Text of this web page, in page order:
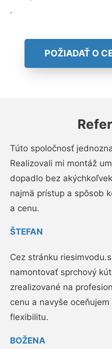
.
POŽIADAŤ O
Túto spoločnosť
Realizovali mi montáž
dopadlo bez
najmä prístup a spôsob
a cenu.
ŠTEFAN
Cez stránku
namontovať sprchový
zrealizované na
cenu a navyše
flexibilitu.
BOŽENA